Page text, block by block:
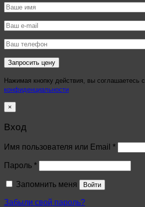
Нажимая кнопку действия, вы соглашаетесь с
конфиденциальности
×
Вход
Имя пользователя или Email *
Пароль *
Запомнить меня Войти
Забыли свой пароль?